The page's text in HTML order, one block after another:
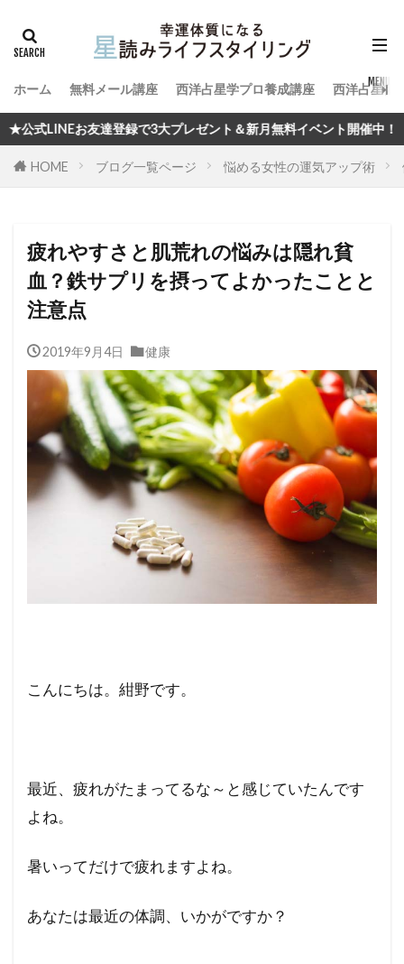
ホーム 無料メール講座 西洋占星学プロ養成講座 西洋占星術
レゼント＆新月無料イベント開催中！
HOME ブログ一覧ページ 悩める女性の運気アップ術
疲れやすさと肌荒れの悩みは隠れ貧
血？鉄サプリを摂ってよかったことと
注意点
2019年9月4日 健康
こんにちは。紺野です。
最近、疲れがたまってるな～と感じていたんです
よね。
暑いってだけで疲れますよね。
あなたは最近の体調、いかがですか？